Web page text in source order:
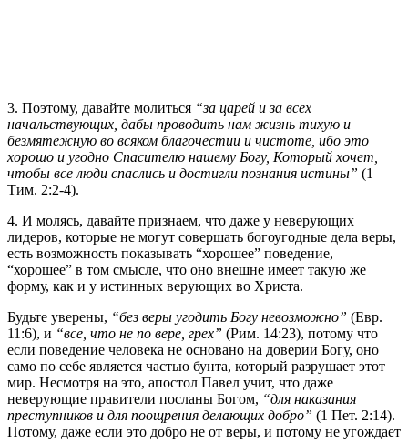
3. Поэтому, давайте молиться “за царей и за всех
начальствующих, дабы проводить нам жизнь тихую и
безмятежную во всяком благочестии и чистоте, ибо это
хорошо и угодно Спасителю нашему Богу, Который хочет,
чтобы все люди спаслись и достигли познания истины” (1
Тим. 2:2-4).
4. И молясь, давайте признаем, что даже у неверующих
лидеров, которые не могут совершать богоугодные дела веры,
есть возможность показывать “хорошее” поведение,
“хорошее” в том смысле, что оно внешне имеет такую же
форму, как и у истинных верующих во Христа.
Будьте уверены, “без веры угодить Богу невозможно” (Евр.
11:6), и “все, что не по вере, грех” (Рим. 14:23), потому что
если поведение человека не основано на доверии Богу, оно
само по себе является частью бунта, который разрушает этот
мир. Несмотря на это, апостол Павел учит, что даже
неверующие правители посланы Богом, “для наказания
преступников и для поощрения делающих добро” (1 Пет. 2:14).
Потому, даже если это добро не от веры, и потому не угождает